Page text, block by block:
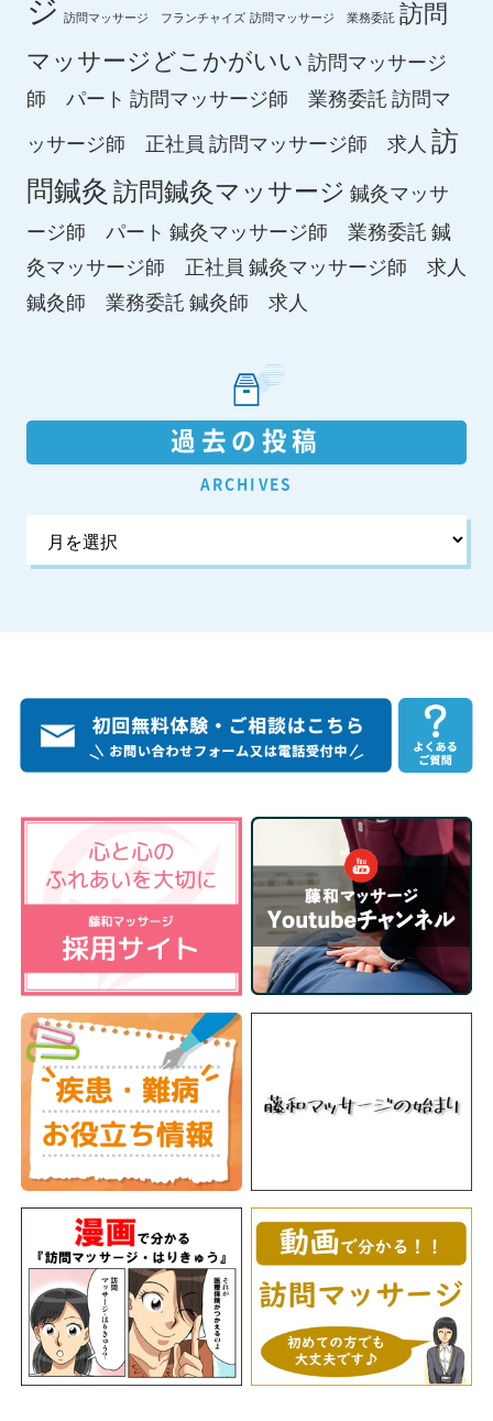
訪問マッサージ フランチャイズ 訪問マッサージ 業務委託 訪問
マッサージどこかがいい 訪問マッサージ
師 パート 訪問マッサージ師 業務委託 訪問マ
ッサージ師 正社員 訪問マッサージ師 求人 訪
問鍼灸 訪問鍼灸マッサージ 鍼灸マッサ
ージ師 パート 鍼灸マッサージ師 業務委託 鍼
灸マッサージ師 正社員 鍼灸マッサージ師 求人
鍼灸師 業務委託 鍼灸師 求人
過去の投稿
ARCHIVES